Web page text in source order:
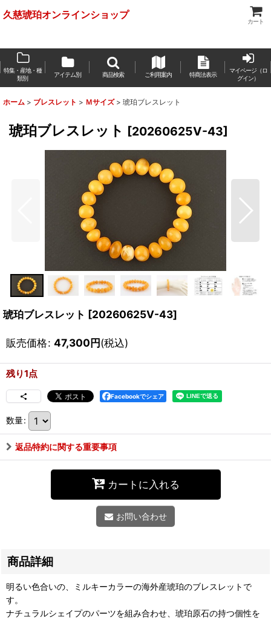
久慈琥珀オンラインショップ
カート
特集・産地・種
類別
アイテム別 商品検索 ご利用案内 特商法表示
マイページ（ロ
グイン）
ホーム > ブレスレット > Ｍサイズ > 琥珀ブレスレット
琥珀ブレスレット [20260625V-43]
琥珀ブレスレット [20260625V-43]
販売価格: 47,300円(税込)
残り1点
Facebookでシェア
数量:
返品特約に関する重要事項
カートに入れる
お問い合わせ
商品詳細
明るい色合いの、ミルキーカラーの海外産琥珀のブレスレットで
す。
ナチュラルシェイプのパーツを組み合わせ、琥珀原石の持つ個性を